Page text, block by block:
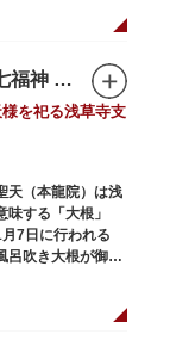
のお店が小売に
すめです。食品サ
道具まつり」で
年ごとに異なる
待乳山聖天（浅草名所七福神 毘沙門天）
を祀る浅草寺支
天（本龍院）は浅
する「大根」
7日に行われる
呂吹き大根が御神
りの大根をいた